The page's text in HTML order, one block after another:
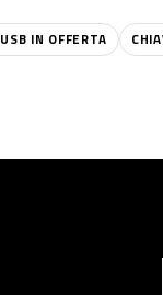
IN OFFERTA